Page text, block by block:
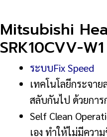
Mitsubishi
SRK10CVV-
ระบบFix Speed
เทคโนโลยีกระจา
สลับกันไป ด้วยการ
Self Clean
เอง ทำให้ไม่มีคว